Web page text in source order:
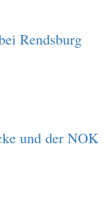
Rendsburg
und der NOK